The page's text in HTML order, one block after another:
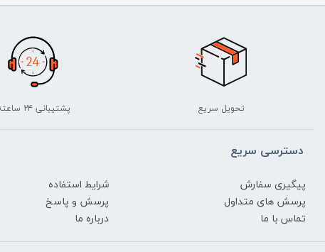
تحویل سریع پشتیبانی ۲۴ ساعته
دسترسی سریع
پیگیری سفارش شرایط استفاده
پرسش های متداول
پرسش و پاسخ
تماس با ما
درباره ما